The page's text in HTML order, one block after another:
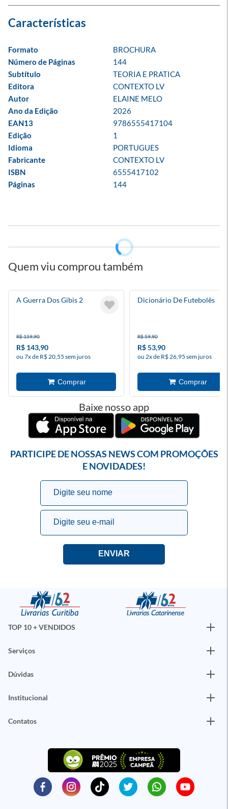
Formato
BROCHURA
Número de Páginas
144
Subtítulo
TEORIA E PRATICA
Editora
CONTEXTO LV
Autor
ELAINE MELO
Ano da Edição
2026
EAN13
9786555417104
Edição
1
Idioma
PORTUGUES
Fabricante
CONTEXTO LV
ISBN
6555417102
Páginas
144
Quem viu comprou também
A Guerra Dos Gibis 2
R$ 159,90
R$ 143,90
ou 7x de R$ 20,55 sem juros
Dicionário De Futebolês
R$ 59,90
R$ 53,90
ou 2x de R$ 26,95 sem juros
Baixe nosso app
PARTICIPE DE NOSSAS NEWS COM PROMOÇÕES
E NOVIDADES!
TOP 10 + VENDIDOS
Serviços
Dúvidas
Institucional
Contatos